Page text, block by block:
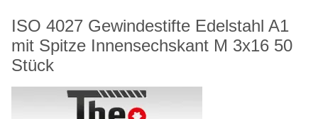
ISO 4027 Gewindestifte Edelstahl A1
mit Spitze Innensechskant M 3x16 50
Stück